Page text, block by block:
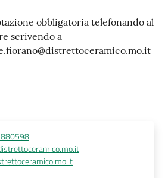
obbligatoria telefonando al
scrivendo a